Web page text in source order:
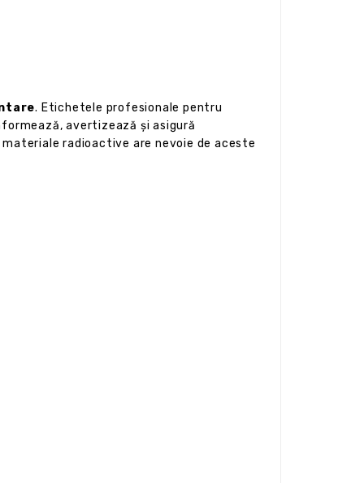
. Etichetele profesionale pentru
avertizează și asigură
radioactive are nevoie de aceste